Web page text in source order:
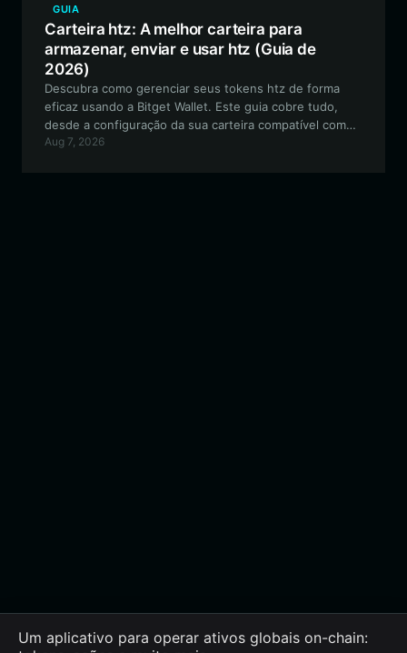
GUIA
Carteira htz: A melhor carteira para
armazenar, enviar e usar htz (Guia de
2026)
Descubra como gerenciar seus tokens htz de forma
eficaz usando a Bitget Wallet. Este guia cobre tudo,
desde a configuração da sua carteira compatível com
EVM até a navegação no cenário de alta volatilidade
Aug 7, 2026
Um aplicativo para operar ativos globais on-chain: